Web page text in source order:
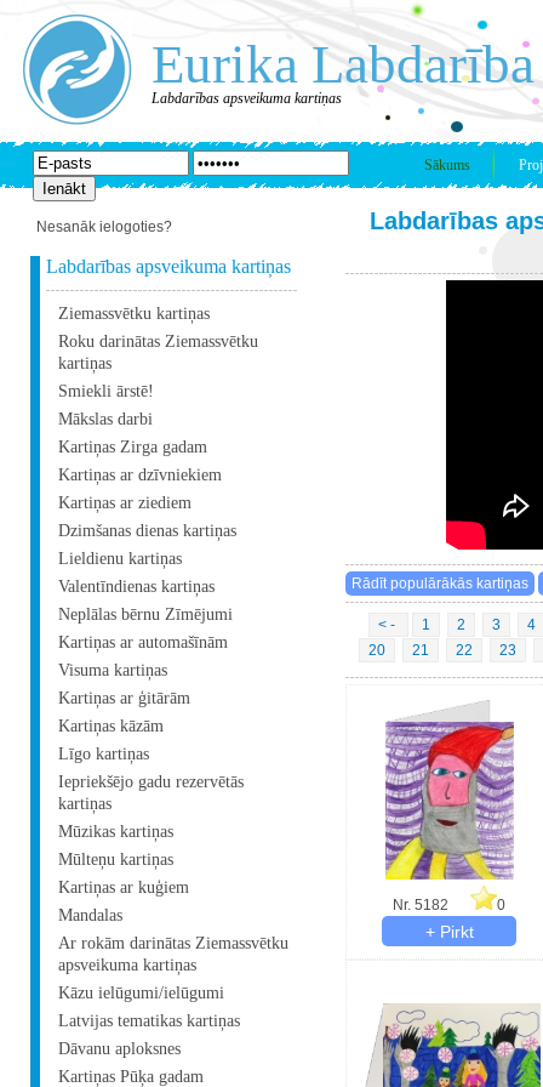
Eurika Labdarība
Labdarības apsveikuma kartiņas
Sākums
Nesanāk ielogoties?
Labdarības apsveikuma kartiņas
Ziemassvētku kartiņas
Roku darinātas Ziemassvētku
kartiņas
Smiekli ārstē!
Mākslas darbi
Kartiņas Zirga gadam
Kartiņas ar dzīvniekiem
Kartiņas ar ziediem
Dzimšanas dienas kartiņas
Lieldienu kartiņas
Valentīndienas kartiņas
Neplālas bērnu Zīmējumi
Kartiņas ar automašīnām
Visuma kartiņas
Kartiņas ar ģitārām
Kartiņas kāzām
Līgo kartiņas
Iepriekšējo gadu rezervētās
kartiņas
Mūzikas kartiņas
Mūlteņu kartiņas
Kartiņas ar kuģiem
Mandalas
Ar rokām darinātas Ziemassvētku
apsveikuma kartiņas
Kāzu ielūgumi/ielūgumi
Latvijas tematikas kartiņas
Dāvanu aploksnes
Kartiņas Pūķa gadam
Labdarības
< - 1 2 3
4
20
21 22 23
Nr. 5182 0